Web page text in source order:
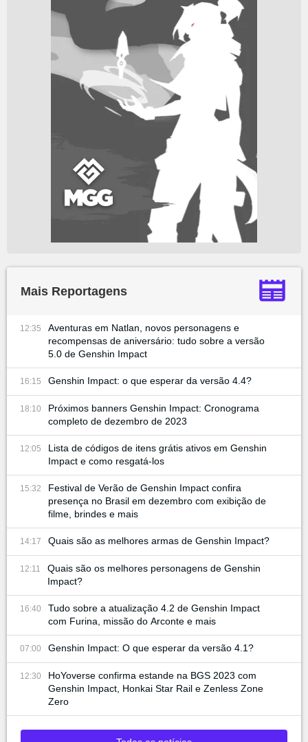
Mais Reportagens
12:35
Aventuras em Natlan, novos personagens e
recompensas de aniversário: tudo sobre a versão
5.0 de Genshin Impact
16:15 Genshin Impact: o que esperar da versão 4.4?
18:10
Próximos banners Genshin Impact: Cronograma
completo de dezembro de 2023
12:05
Lista de códigos de itens grátis ativos em Genshin
Impact e como resgatá-los
15:32
Festival de Verão de Genshin Impact confira
presença no Brasil em dezembro com exibição de
filme, brindes e mais
14:17 Quais são as melhores armas de Genshin Impact?
12:11
Quais são os melhores personagens de Genshin
Impact?
16:40
Tudo sobre a atualização 4.2 de Genshin Impact
com Furina, missão do Arconte e mais
07:00 Genshin Impact: O que esperar da versão 4.1?
12:30
HoYoverse confirma estande na BGS 2023 com
Genshin Impact, Honkai Star Rail e Zenless Zone
Zero